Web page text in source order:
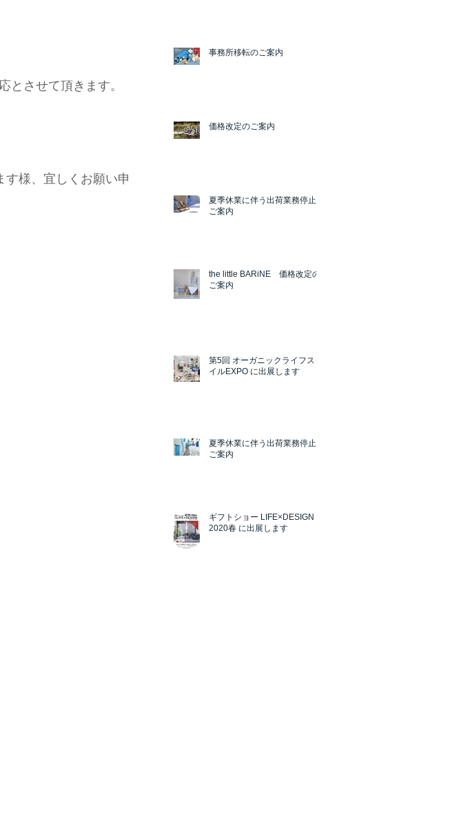
とさせて頂きます。
様、宜しくお願い申
事務所移転のご案内
価格改定のご案内
夏季休業に伴う出荷業務停止の
ご案内
the little BARiNE 価格改定の
ご案内
第5回 オーガニックライフスタ
イルEXPO に出展します
夏季休業に伴う出荷業務停止の
ご案内
ギフトショー LIFE×DESIGN
2020春 に出展します